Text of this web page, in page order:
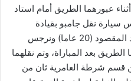
عبورهما الطريق أمام استاد
نقل جامبو بقيادة
“ف.ع.ح” لكل من نورهان ناصر عبد المقصود (20 عاما) ونرجس
عبورهما الطريق بعد المباراة، وتم نقلهما
قسم شرطة العامرية ثان من